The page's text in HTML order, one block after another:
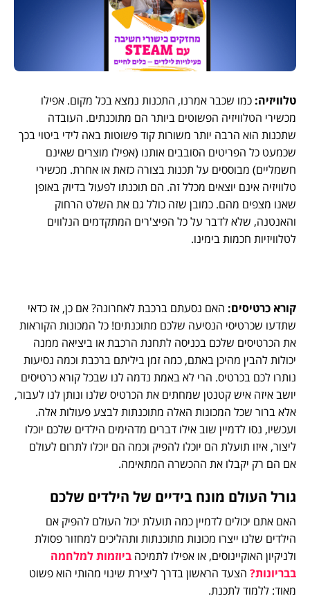
טלוויזיה: כמו שכבר אמרנו, התכנות נמצא בכל מקום. אפילו
מכשירי הטלוויזיה הפשוטים ביותר הם מתוכנתים. העובדה
שתכנות הוא הרבה יותר משורות קוד פשוטות באה לידי ביטוי בכך
שכמעט כל הפריטים הסובבים אותנו (אפילו מוצרים שאינם
חשמליים) מבוססים על תכנות בצורה כזאת או אחרת. מכשירי
טלוויזיה אינם יוצאים מכלל זה. הם תוכנתו לפעול בדיוק באופן
שאנו מצפים מהם. כמובן שזה כולל גם את השלט הרחוק
והאנטנה, שלא לדבר על כל הפיצ'רים המתקדמים הנלווים
לטלוויזיות חכמות בימינו.
קורא כרטיסים: האם נסעתם ברכבת לאחרונה? אם כן, אז כדאי
שתדעו שכרטיסי הנסיעה שלכם מתוכנתים! כל המכונות הקוראות
את הכרטיסים שלכם בכניסה לתחנת הרכבת או ביציאה ממנה
יכולות להבין מהיכן באתם, כמה זמן ביליתם ברכבת וכמה נסיעות
נותרו לכם בכרטיס. הרי לא באמת נדמה לנו שבכל קורא כרטיסים
יושב איזה איש קטנטן שמחתים את הכרטיס שלנו ונותן לנו לעבור,
אלא ברור שכל המכונות האלה מתוכנתות לבצע פעולות אלה.
ועכשיו, נסו לדמיין שוב אילו דברים מדהימים הילדים שלכם יוכלו
ליצור, איזו תועלת הם יוכלו להפיק וכמה הם יוכלו לתרום לעולם
אם הם רק יקבלו את ההכשרה המתאימה.
גורל העולם מונח בידיים של הילדים שלכם
האם אתם יכולים לדמיין כמה תועלת יכול העולם להפיק אם
הילדים שלנו ייצרו מכונות מתוכנתות ותהליכים למחזור פסולת
ולניקיון האוקיינוסים, או אפילו לתמיכה ביוזמות למלחמה
בבריונות? הצעד הראשון בדרך ליצירת שינוי מהותי הוא פשוט
מאוד: ללמוד לתכנת.